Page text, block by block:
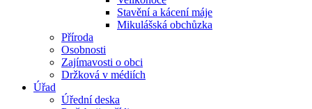
Stavění a kácení máje
Mikulášská obchůzka
Příroda
Osobnosti
Zajímavosti o obci
Držková v médiích
Úřad
Úřední deska